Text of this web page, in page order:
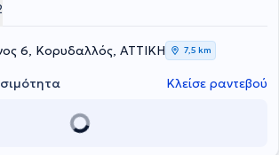
τμήμα του Γενικού Νοσοκομείου Αθηνών
6, Κορυδαλλός, ΑΤΤΙΚΗ 7,5 km
Κλείσε ραντεβού